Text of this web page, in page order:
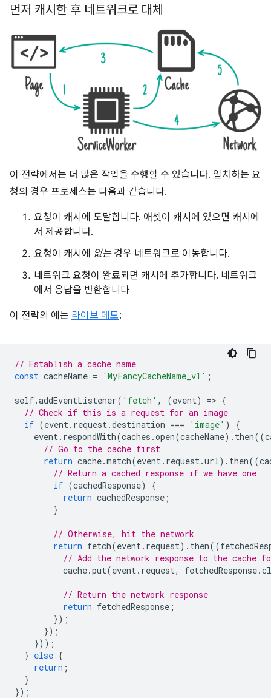
먼저 캐시한 후 네트워크로 대체
이 전략에서는 더 많은 작업을 수행할 수 있습니다. 일치하는 요
청의 경우 프로세스는 다음과 같습니다.
요청이 캐시에 도달합니다. 애셋이 캐시에 있으면 캐시에
서 제공합니다.
요청이 캐시에 없는경우 네트워크로 이동합니다.
네트워크 요청이 완료되면 캐시에 추가합니다. 네트워크
에서 응답을 반환합니다
이 전략의 예는 라이브 데모:
// Establish a cache name
const cacheName = 'MyFancyCacheName_v1' ;
self.addEventListener( 'fetch' , (event) => {
// Check if this is a request for an image
if (event . request .destination === 'image' )
{
event . respondWith(caches .open(cacheName). then((
// Go to the cache first
return cache.match(event . request .url ). then((
// Return a cached response if we have one
if (cachedResponse)
{
return cachedResponse ;
}
// Otherwise, hit the network
return fetch(event . request). then((
// Add the network response to the
cache.put(event . request, fetchedResponse.
// Return the network response
return fetchedResponse ;
});
});
}));
} else {
return ;
}
});